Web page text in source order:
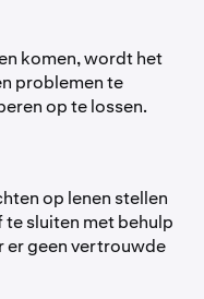
komen, wordt het
problemen te
op te lossen.
op lenen stellen
sluiten met behulp
geen vertrouwde